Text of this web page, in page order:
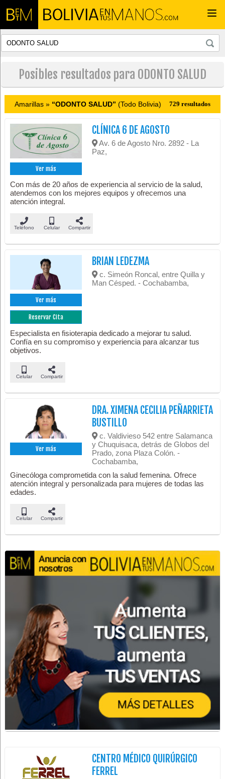
Posibles resultados para ODONTO SALUD
Amarillas » “ODONTO SALUD” (Todo Bolivia) 729 resultados
Ver más
CLÍNICA 6 DE AGOSTO
Av. 6 de Agosto Nro. 2892 - La
Paz,
Con más de 20 años de experiencia al servicio de la salud,
atendemos con los mejores equipos y ofrecemos una
atención integral.
Teléfono Celular Compartir
Ver más
Reservar Cita
BRIAN LEDEZMA
c. Simeón Roncal, entre Quilla y
Man Césped. - Cochabamba,
Especialista en fisioterapia dedicado a mejorar tu salud.
Confía en su compromiso y experiencia para alcanzar tus
objetivos.
Celular Compartir
Ver más
DRA. XIMENA CECILIA PEÑARRIETA
BUSTILLO
c. Valdivieso 542 entre Salamanca
y Chuquisaca, detrás de Globos del
Prado, zona Plaza Colón. -
Cochabamba,
Ginecóloga comprometida con la salud femenina. Ofrece
atención integral y personalizada para mujeres de todas las
edades.
Celular Compartir
CENTRO MÉDICO QUIRÚRGICO
FERREL